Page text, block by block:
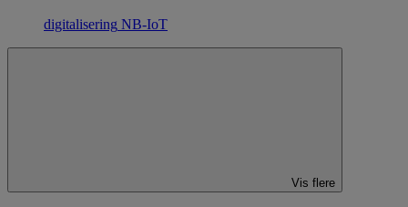
digitalisering NB-IoT
Vis flere